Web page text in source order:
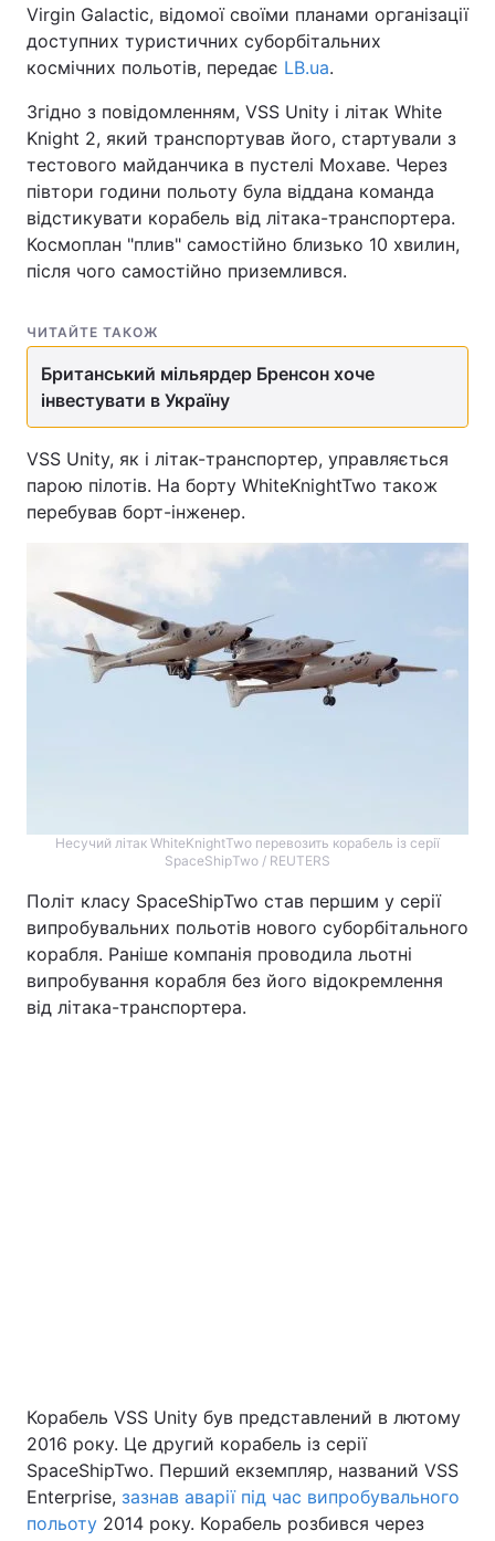
Virgin Galactic, відомої своїми планами організації
доступних туристичних суборбітальних
космічних польотів, передає LB.ua.
Згідно з повідомленням, VSS Unity і літак White
Knight 2, який транспортував його, стартували з
тестового майданчика в пустелі Мохаве. Через
півтори години польоту була віддана команда
відстикувати корабель від літака-транспортера.
Космоплан "плив" самостійно близько 10 хвилин,
після чого самостійно приземлився.
ЧИТАЙТЕ ТАКОЖ
Британський мільярдер Бренсон хоче
інвестувати в Україну
VSS Unity, як і літак-транспортер, управляється
парою пілотів. На борту WhiteKnightTwo також
перебував борт-інженер.
Несучий літак WhiteKnightTwo перевозить корабель із серії
SpaceShipTwo / REUTERS
Політ класу SpaceShipTwo став першим у серії
випробувальних польотів нового суборбітального
корабля. Раніше компанія проводила льотні
випробування корабля без його відокремлення
від літака-транспортера.
Корабель VSS Unity був представлений в лютому
2016 року. Це другий корабель із серії
SpaceShipTwo. Перший екземпляр, названий VSS
Enterprise, зазнав аварії під час випробувального
польоту 2014 року. Корабель розбився через